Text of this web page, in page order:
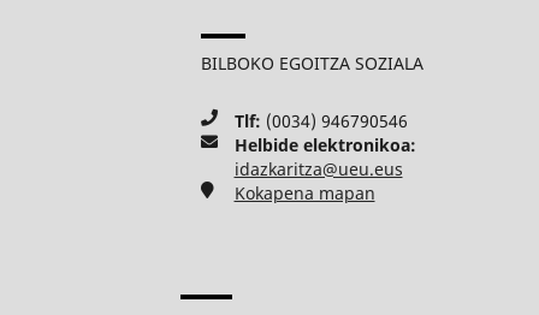
BILBOKO EGOITZA SOZIALA
Tlf: (0034) 946790546
Helbide elektronikoa:
idazkaritza@ueu.eus
Kokapena mapan